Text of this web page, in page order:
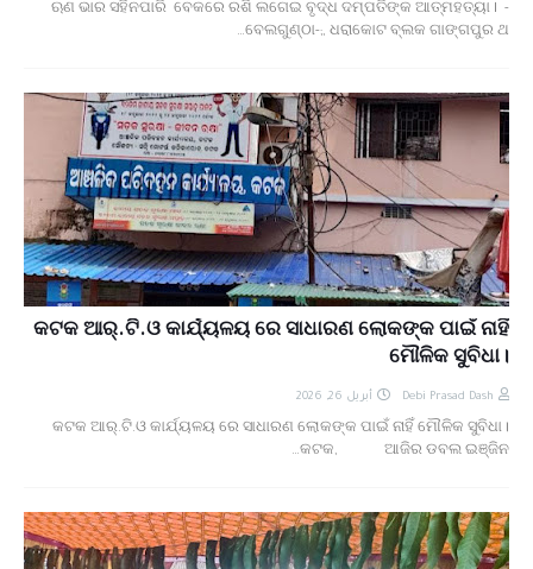
- ଋଣ ଭାର ସହିନପାରି ବେକରେ ରଶି ଲଗେଇ ବୃଦ୍ଧ ଦମ୍ପତିଙ୍କ ଆତ୍ମହତ୍ୟା l
ବେଲଗୁଣ୍ଠା-;, ଧରାକୋଟ ବ୍ଲକ ଗାଙ୍ଗପୁର ଥ…
କଟକ ଆର୍.ଟି.ଓ କାର୍ଯ୍ୟଳୟ ରେ ସାଧାରଣ ଲୋକଙ୍କ ପାଇଁ ନାହିଁ
ମୌଳିକ ସୁବିଧା।
Debi Prasad Dash أبريل 26, 2026
କଟକ ଆର୍.ଟି.ଓ କାର୍ଯ୍ୟଳୟ ରେ ସାଧାରଣ ଲୋକଙ୍କ ପାଇଁ ନାହିଁ ମୌଳିକ ସୁବିଧା।
କଟକ, ଆଜିର ଡବଲ ଇଞ୍ଜିନ…